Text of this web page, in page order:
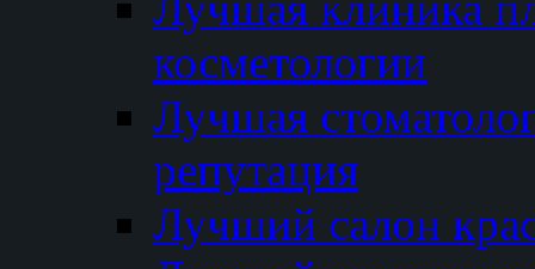
косметологии
Лучшая
репутация
Лучший салон